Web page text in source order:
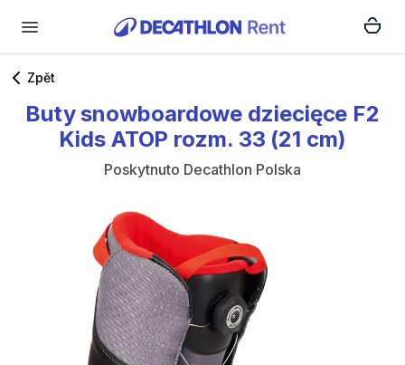
Zpět
Buty snowboardowe dziecięce F2
Kids ATOP rozm. 33 (21 cm)
Poskytnuto Decathlon Polska